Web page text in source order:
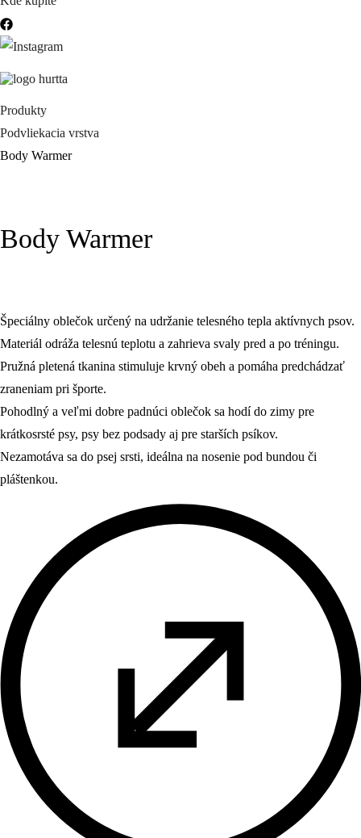
Produkty
Podvliekacia vrstva
Body Warmer
Body Warmer
Špeciálny oblečok určený na udržanie telesného tepla aktívnych psov.
Materiál odráža telesnú teplotu a zahrieva svaly pred a po tréningu.
Pružná pletená tkanina stimuluje krvný obeh a pomáha predchádzať
zraneniam pri športe.
Pohodlný a veľmi dobre padnúci oblečok sa hodí do zimy pre
krátkosrsté psy, psy bez podsady aj pre starších psíkov.
Nezamotáva sa do psej srsti, ideálna na nosenie pod bundou či
pláštenkou.